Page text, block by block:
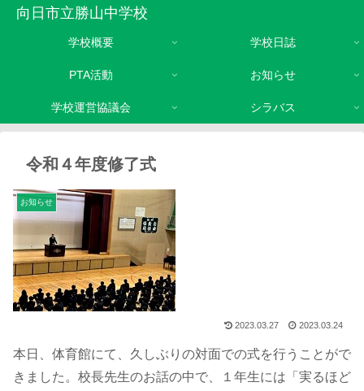
向日市立勝山中学校
学校概要 学校日誌
PTA活動 お知らせ
学校運営協議会 シラバス
令和４年度修了式
お知らせ
2023.03.27 2023.03.24
本日、体育館にて、久しぶりの対面での式を行うことがで
きました。校長先生のお話の中で、１年生には「実るほど